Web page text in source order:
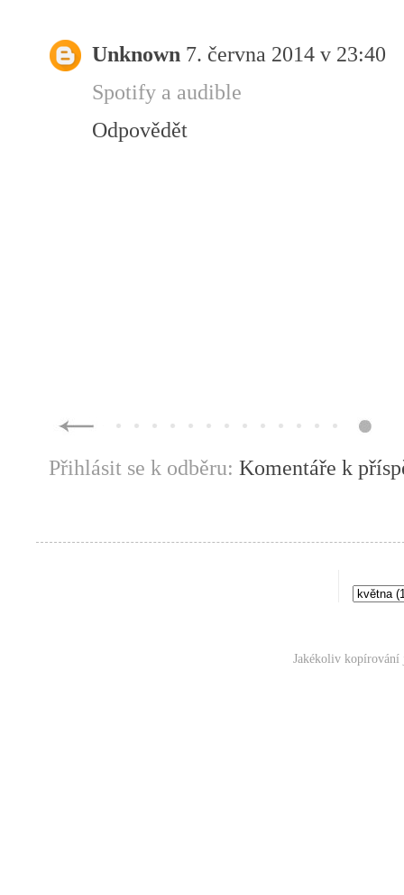
Unknown 7. června 2014 v 23:40
Spotify a audible
Odpovědět
Přihlásit se k odběru: Komentáře k
Jakékoliv kopírování